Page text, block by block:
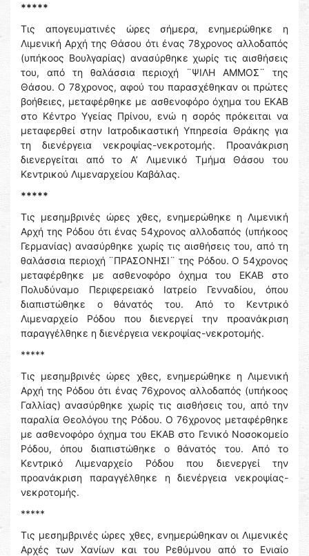
*****
Τις απογευματινές ώρες σήμερα, ενημερώθηκε η
Λιμενική Αρχή της Θάσου ότι ένας 78χρονος αλλοδαπός
(υπήκοος Βουλγαρίας) ανασύρθηκε χωρίς τις αισθήσεις
του, από τη θαλάσσια περιοχή ¨ΨΙΛΗ ΑΜΜΟΣ¨ της
Θάσου. Ο 78χρονος, αφού του παρασχέθηκαν οι πρώτες
βοήθειες, μεταφέρθηκε με ασθενοφόρο όχημα του ΕΚΑΒ
στο Κέντρο Υγείας Πρίνου, ενώ η σορός πρόκειται να
μεταφερθεί στην Ιατροδικαστική Υπηρεσία Θράκης για
τη διενέργεια νεκροψίας-νεκροτομής. Προανάκριση
διενεργείται από το Α’ Λιμενικό Τμήμα Θάσου του
Κεντρικού Λιμεναρχείου Καβάλας.
*****
Τις μεσημβρινές ώρες χθες, ενημερώθηκε η Λιμενική
Αρχή της Ρόδου ότι ένας 54χρονος αλλοδαπός (υπήκοος
Γερμανίας) ανασύρθηκε χωρίς τις αισθήσεις του, από τη
θαλάσσια περιοχή ¨ΠΡΑΣΟΝΗΣΙ¨ της Ρόδου. Ο 54χρονος
μεταφέρθηκε με ασθενοφόρο όχημα του ΕΚΑΒ στο
Πολυδύναμο Περιφερειακό Ιατρείο Γενναδίου, όπου
διαπιστώθηκε ο θάνατός του. Από το Κεντρικό
Λιμεναρχείο Ρόδου που διενεργεί την προανάκριση
παραγγέλθηκε η διενέργεια νεκροψίας-νεκροτομής.
*****
Τις μεσημβρινές ώρες χθες, ενημερώθηκε η Λιμενική
Αρχή της Ρόδου ότι ένας 76χρονος αλλοδαπός (υπήκοος
Γαλλίας) ανασύρθηκε χωρίς τις αισθήσεις του, από την
παραλία Θεολόγου της Ρόδου. Ο 76χρονος μεταφέρθηκε
με ασθενοφόρο όχημα του ΕΚΑΒ στο Γενικό Νοσοκομείο
Ρόδου, όπου διαπιστώθηκε ο θάνατός του. Από το
Κεντρικό Λιμεναρχείο Ρόδου που διενεργεί την
προανάκριση παραγγέλθηκε η διενέργεια νεκροψίας-
νεκροτομής.
*****
Τις μεσημβρινές ώρες χθες, ενημερώθηκαν οι Λιμενικές
Αρχές των Χανίων και του Ρεθύμνου από το Ενιαίο